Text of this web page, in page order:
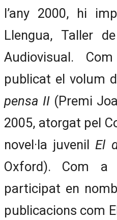
l’any 2000, hi
Llengua, Taller
Audiovisual.
publicat el volum
pensa II (Premi
2005, atorgat pel
novel·la juvenilEl
Oxford). Com
participat en
publicacions com